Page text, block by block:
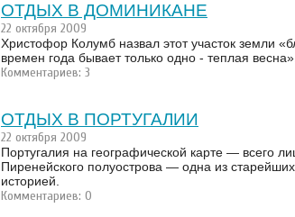
ОТДЫХ В ДОМИНИКАНЕ
22 октября 2009
Христофор Колумб назвал этот участок земли
времен года бывает только одно - теплая весна».
Комментариев: 3
ОТДЫХ В ПОРТУГАЛИИ
22 октября 2009
Португалия на географической карте — всего
Пиренейского полуострова — одна из
историей.
Комментариев: 0